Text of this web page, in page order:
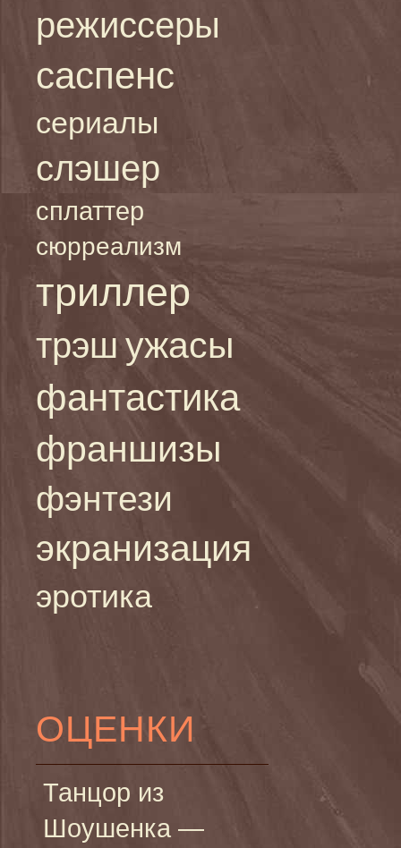
режиссеры
саспенс
сериалы
слэшер
сплаттер
сюрреализм
триллер
трэш ужасы
фантастика
франшизы
фэнтези
экранизация
эротика
ОЦЕНКИ
Танцор из
Шоушенка —